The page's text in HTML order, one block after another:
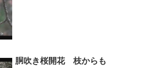
胴吹き桜開花 枝からも